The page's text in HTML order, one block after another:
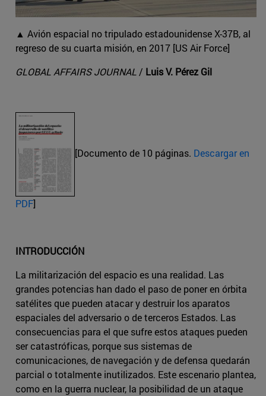
▲ Avión espacial no tripulado estadounidense X-37B, al
regreso de su cuarta misión, en 2017 [US Air Force]
GLOBAL AFFAIRS JOURNAL / Luis V. Pérez Gil
[Documento de 10 páginas. Descargar en
PDF]
INTRODUCCIÓN
La militarización del espacio es una realidad. Las
grandes potencias han dado el paso de poner en órbita
satélites que pueden atacar y destruir los aparatos
espaciales del adversario o de terceros Estados. Las
consecuencias para el que sufre estos ataques pueden
ser catastróficas, porque sus sistemas de
comunicaciones, de navegación y de defensa quedarán
parcial o totalmente inutilizados. Este escenario plantea,
como en la guerra nuclear, la posibilidad de un ataque